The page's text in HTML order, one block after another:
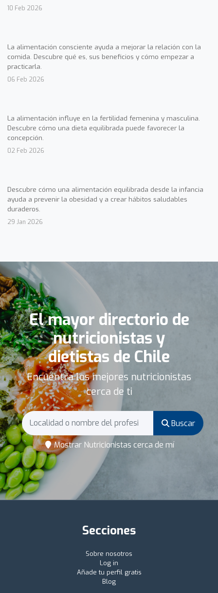
10 Feb 2026
La alimentación consciente ayuda a mejorar la relación con la
comida. Descubre qué es, sus beneficios y cómo empezar a
practicarla.
06 Feb 2026
La alimentación influye en la fertilidad femenina y masculina.
Descubre cómo una dieta equilibrada puede favorecer la
concepción.
02 Feb 2026
Descubre cómo una alimentación equilibrada desde la infancia
ayuda a prevenir la obesidad y a crear hábitos saludables
duraderos.
29 Jan 2026
El mayor directorio de
nutricionistas y
dietistas de Chile
Encuentra los mejores nutricionistas
cerca de ti
Buscar
Mostrar Nutricionistas cerca de mí
Secciones
Sobre nosotros
Log in
Añade tu perfil gratis
Blog